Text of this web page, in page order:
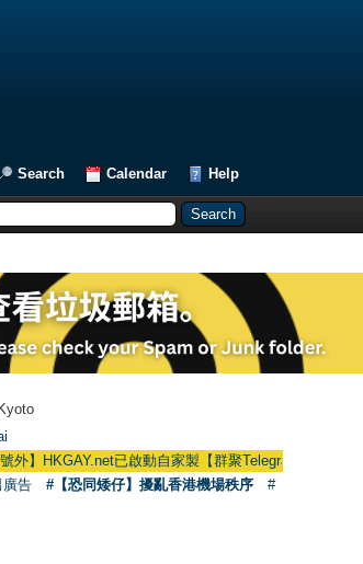
Search Calendar Help
】HKGAY.net已啟動自家製【群聚Telegram群組】
廣告 #【恐同矮仔】擾亂香港機場秩序
#